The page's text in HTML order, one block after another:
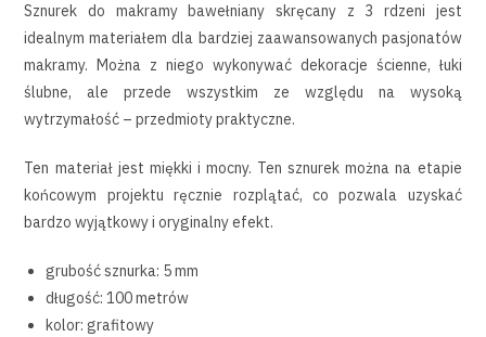
Sznurek do makramy bawełniany skręcany z 3 rdzeni jest
idealnym materiałem dla bardziej zaawansowanych pasjonatów
makramy. Można z niego wykonywać dekoracje ścienne, łuki
ślubne, ale przede wszystkim ze względu na wysoką
wytrzymałość – przedmioty praktyczne.
Ten materiał jest miękki i mocny. Ten sznurek można na etapie
końcowym projektu ręcznie rozplątać, co pozwala uzyskać
bardzo wyjątkowy i oryginalny efekt.
grubość sznurka: 5 mm
długość: 100 metrów
kolor: grafitowy